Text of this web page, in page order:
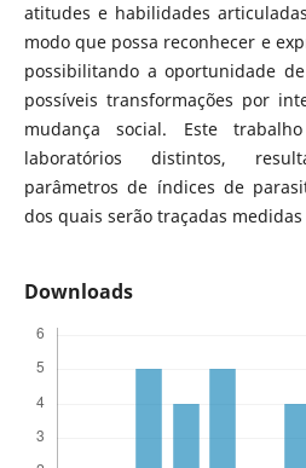
atitudes e habilidades
modo que possa reconhecer e
possibilitando a oportunidade
possíveis transformações por
mudança social. Este
laboratórios distintos,
parâmetros de índices de
dos quais serão traçadas
Downloads